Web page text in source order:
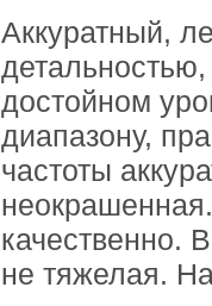
Аккуратный,
достойном
диапазону,
частоты
качественно.
не тяжелая.